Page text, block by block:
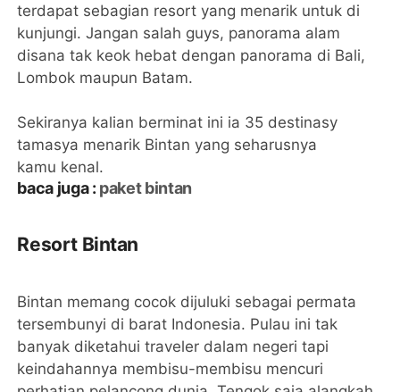
terdapat sebagian resort yang menarik untuk di
kunjungi. Jangan salah guys, panorama alam
disana tak keok hebat dengan panorama di Bali,
Lombok maupun Batam.
Sekiranya kalian berminat ini ia 35 destinasy
tamasya menarik Bintan yang seharusnya
kamu kenal.
baca juga : paket bintan
Resort Bintan
Bintan memang cocok dijuluki sebagai permata
tersembunyi di barat Indonesia. Pulau ini tak
banyak diketahui traveler dalam negeri tapi
keindahannya membisu-membisu mencuri